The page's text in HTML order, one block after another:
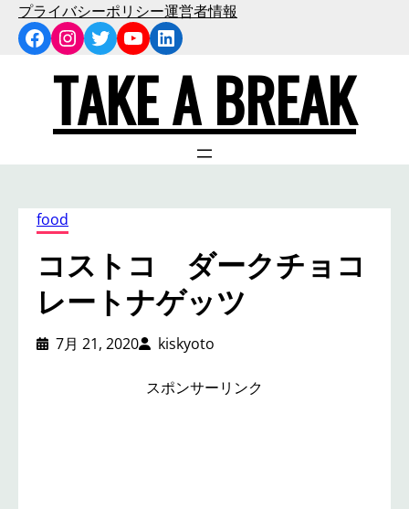
プライバシーポリシー運営者情報
Facebook
Instagram
Twitter
YouTube
LinkedIn
TAKE A BREAK
food
コストコ ダークチョコ
レートナゲッツ
7月 21, 2020 kiskyoto
スポンサーリンク